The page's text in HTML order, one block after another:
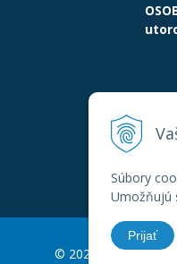
Súbory
Umožňujú
Prijať
© 2026